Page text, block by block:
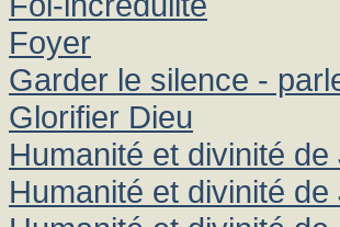
Foyer
Garder le silence -
Glorifier Dieu
Humanité et divinité
Humanité et divinité